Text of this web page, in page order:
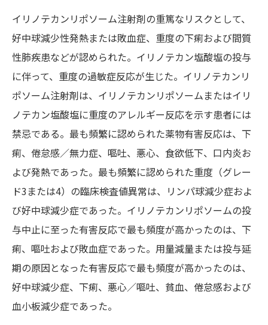
イリノテカンリポソーム注射剤の重篤なリスクとして、
好中球減少性発熱または敗血症、重度の下痢および間質
性肺疾患などが認められた。イリノテカン塩酸塩の投与
に伴って、重度の過敏症反応が生じた。イリノテカンリ
ポソーム注射剤は、イリノテカンリポソームまたはイリ
ノテカン塩酸塩に重度のアレルギー反応を示す患者には
禁忌である。最も頻繁に認められた薬物有害反応は、下
痢、倦怠感／無力症、嘔吐、悪心、食欲低下、口内炎お
よび発熱であった。最も頻繁に認められた重度（グレー
ド3または4）の臨床検査値異常は、リンパ球減少症およ
び好中球減少症であった。イリノテカンリポソームの投
与中止に至った有害反応で最も頻度が高かったのは、下
痢、嘔吐および敗血症であった。用量減量または投与延
期の原因となった有害反応で最も頻度が高かったのは、
好中球減少症、下痢、悪心／嘔吐、貧血、倦怠感および
血小板減少症であった。